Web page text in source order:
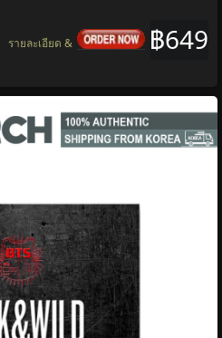
฿649
รายละเอียด &